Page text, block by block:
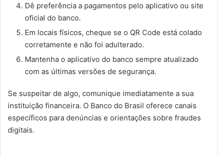
Dê preferência a pagamentos pelo aplicativo ou site
oficial do banco.
Em locais físicos, cheque se o QR Code está colado
corretamente e não foi adulterado.
Mantenha o aplicativo do banco sempre atualizado
com as últimas versões de segurança.
Se suspeitar de algo, comunique imediatamente a sua
instituição financeira. O Banco do Brasil oferece canais
específicos para denúncias e orientações sobre fraudes
digitais.